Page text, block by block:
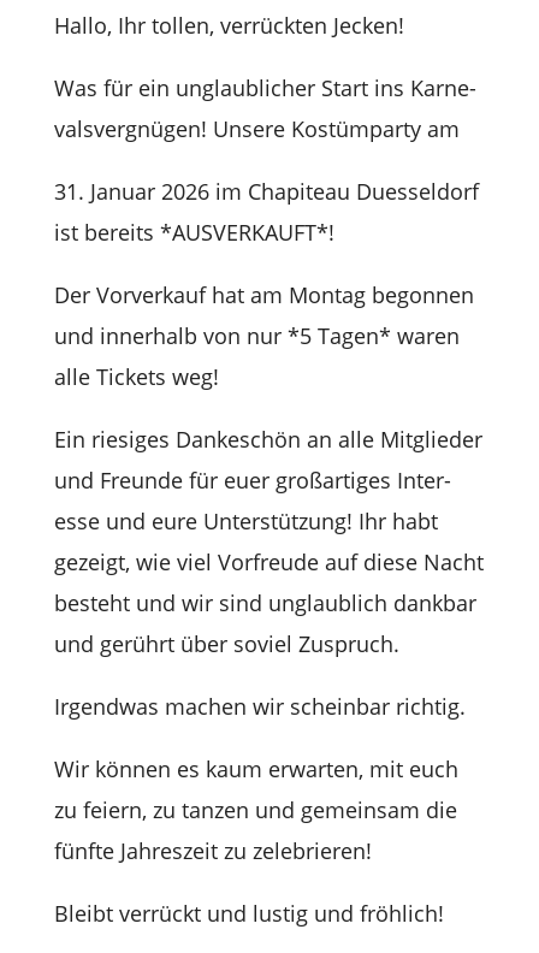
Hallo, Ihr tol­len, ver­rück­ten Jecken!
Was für ein unglaub­li­cher Start ins Kar­ne­
vals­ver­gnü­gen! Unsere Kos­tüm­party am
31. Januar 2026 im Cha­pi­teau Dues­sel­dorf
ist bereits *AUSVERKAUFT*!
Der Vor­ver­kauf hat am Mon­tag begon­nen
und inner­halb von nur *5 Tagen* waren
alle Tickets weg!
Ein rie­si­ges Dan­ke­schön an alle Mit­glie­der
und Freunde für euer groß­ar­ti­ges Inter­
esse und eure Unter­stüt­zung! Ihr habt
gezeigt, wie viel Vor­freude auf diese Nacht
besteht und wir sind unglaub­lich dank­bar
und gerührt über soviel Zuspruch.
Irgend­was machen wir schein­bar richtig.
Wir kön­nen es kaum erwar­ten, mit euch
zu fei­ern, zu tan­zen und gemein­sam die
fünfte Jah­res­zeit zu zelebrieren!
Bleibt ver­rückt und lus­tig und fröhlich!